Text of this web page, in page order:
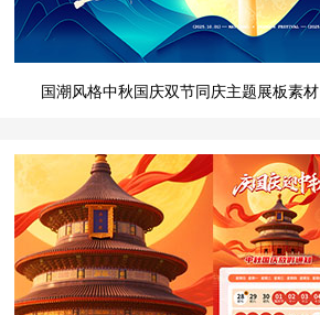
国潮风格中秋国庆双节同庆主题展板素材